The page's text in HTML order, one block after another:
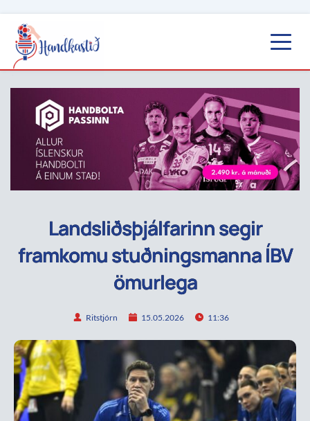
Landsliðsþjálfarinn segir
framkomu stuðningsmanna ÍBV
ömurlega
Ritstjórn 15.05.2026 11:36